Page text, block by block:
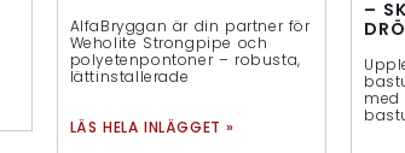
AlfaBryggan är din partner för
Weholite Strongpipe och
polyetenpontoner – robusta,
lättinstallerade
LÄS HELA INLÄGGET »
–
med